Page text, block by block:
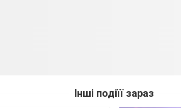
Інші подіїї зараз